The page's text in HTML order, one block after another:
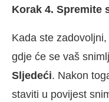
Korak 4. Spremite
Kada ste
gdje će se vaš
Sljedeći. Nakon
staviti u povijest